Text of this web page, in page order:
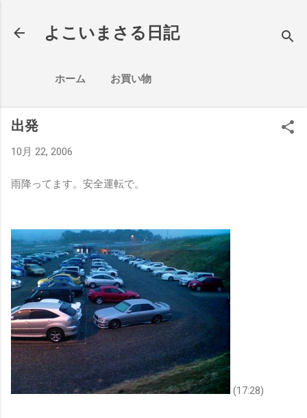
よこいまさる日記
ホーム お買い物
出発
10月 22, 2006
雨降ってます。安全運転で。
(17:28)